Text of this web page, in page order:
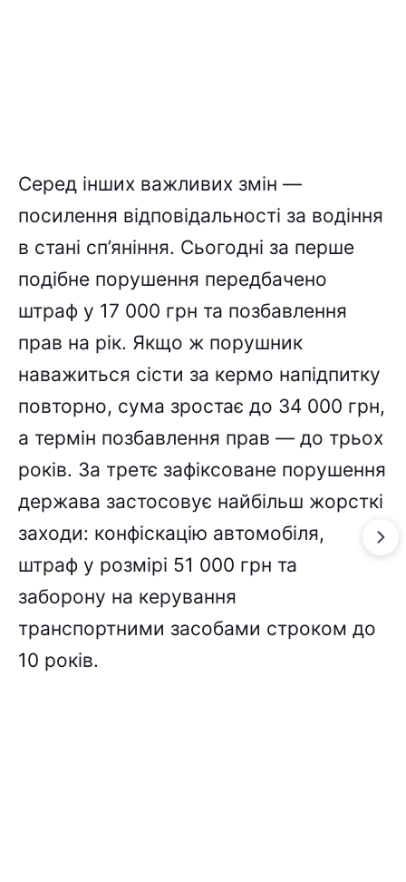
Серед інших важливих змін —
посилення відповідальності за водіння
в стані сп’яніння. Сьогодні за перше
подібне порушення передбачено
штраф у 17 000 грн та позбавлення
прав на рік. Якщо ж порушник
наважиться сісти за кермо напідпитку
повторно, сума зростає до 34 000 грн,
а термін позбавлення прав — до трьох
років. За третє зафіксоване порушення
держава застосовує найбільш жорсткі
заходи: конфіскацію автомобіля,
штраф у розмірі 51 000 грн та
заборону на керування
транспортними засобами строком до
10 років.